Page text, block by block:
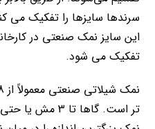
سرندها سایزها را تفکیک می
این سایز نمک صنعتی در
تفکیک می شود.